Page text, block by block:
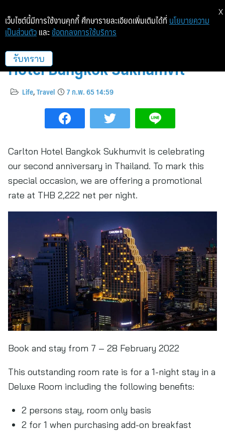
2Anniversary 2Gether Carlton
Hotel Bangkok Sukhumvit
Life,Travel 7 ก.พ. 65 14:59
Carlton Hotel Bangkok Sukhumvit is celebrating
our second anniversary in Thailand. To mark this
special occasion, we are offering a promotional
rate at THB 2,222 net per night.
Book and stay from 7 – 28 February 2022
This outstanding room rate is for a 1-night stay in a
Deluxe Room including the following benefits:
2 persons stay, room only basis
2 for 1 when purchasing add-on breakfast
เว็บไซต์นี้มีการใช้งานคุกกี้ ศึกษารายละเอียดเพิ่มเติมได้ที่ นโยบายความ
เป็นส่วนตัว และ ข้อตกลงการใช้บริการ
รับทราบ
X